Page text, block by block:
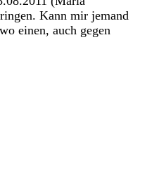
Kann mir jemand
einen, auch gegen